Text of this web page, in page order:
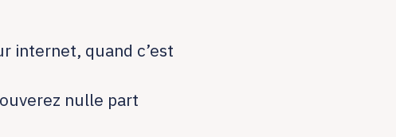
internet, quand c’est
nulle part